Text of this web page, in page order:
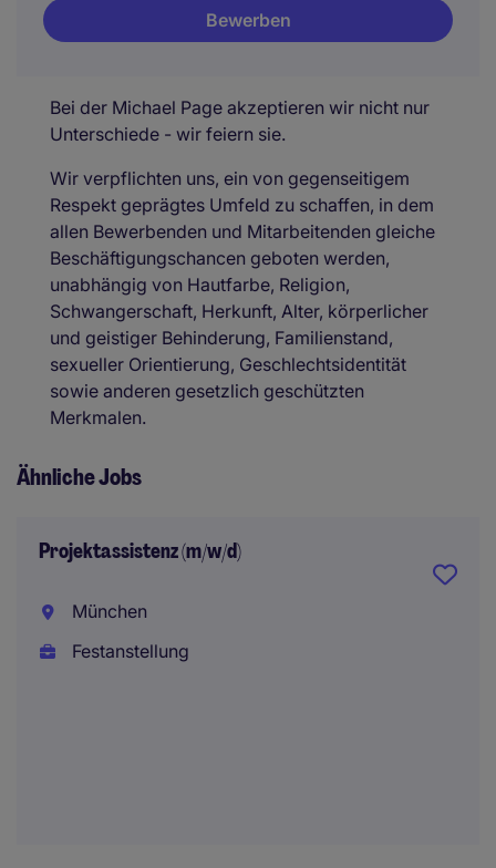
Bewerben
Bei der Michael Page akzeptieren wir nicht nur
Unterschiede - wir feiern sie.
Wir verpflichten uns, ein von gegenseitigem
Respekt geprägtes Umfeld zu schaffen, in dem
allen Bewerbenden und Mitarbeitenden gleiche
Beschäftigungschancen geboten werden,
unabhängig von Hautfarbe, Religion,
Schwangerschaft, Herkunft, Alter, körperlicher
und geistiger Behinderung, Familienstand,
sexueller Orientierung, Geschlechtsidentität
sowie anderen gesetzlich geschützten
Merkmalen.
Ähnliche Jobs
Projektassistenz (m/w/d)
München
Festanstellung